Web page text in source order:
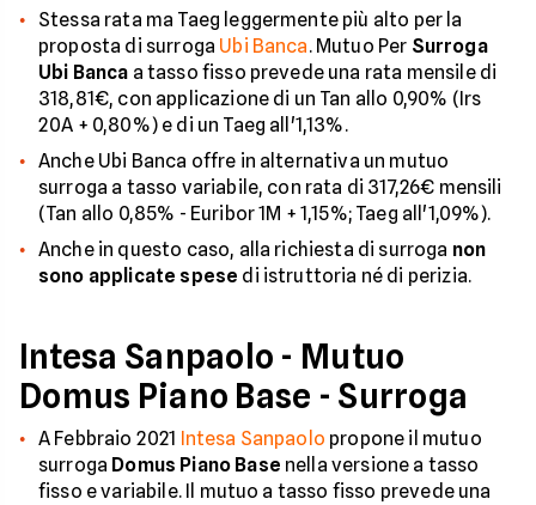
Stessa rata ma Taeg leggermente più alto per la
proposta di surroga Ubi Banca. Mutuo Per Surroga
Ubi Banca a tasso fisso prevede una rata mensile di
318,81€, con applicazione di un Tan allo 0,90% (Irs
20A + 0,80%) e di un Taeg all'1,13%.
Anche Ubi Banca offre in alternativa un mutuo
surroga a tasso variabile, con rata di 317,26€ mensili
(Tan allo 0,85% - Euribor 1M + 1,15%; Taeg all'1,09%).
Anche in questo caso, alla richiesta di surroga non
sono applicate spese di istruttoria né di perizia.
Intesa Sanpaolo - Mutuo
Domus Piano Base - Surroga
A Febbraio 2021 Intesa Sanpaolo propone il mutuo
surroga Domus Piano Base nella versione a tasso
fisso e variabile. Il mutuo a tasso fisso prevede una